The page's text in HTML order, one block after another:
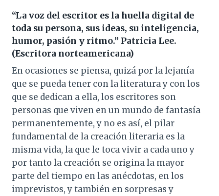
“La voz del escritor es la huella digital de
toda su persona, sus ideas, su inteligencia,
humor, pasión y ritmo.” Patricia Lee.
(Escritora norteamericana)
En ocasiones se piensa, quizá por la lejanía
que se pueda tener con la literatura y con los
que se dedican a ella, los escritores son
personas que viven en un mundo de fantasía
permanentemente, y no es así, el pilar
fundamental de la creación literaria es la
misma vida, la que le toca vivir a cada uno y
por tanto la creación se origina la mayor
parte del tiempo en las anécdotas, en los
imprevistos, y también en sorpresas y